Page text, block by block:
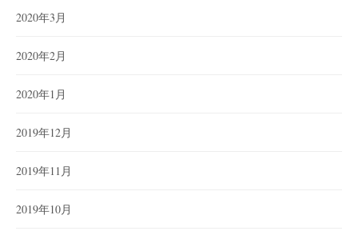
2020年3月
2020年2月
2020年1月
2019年12月
2019年11月
2019年10月